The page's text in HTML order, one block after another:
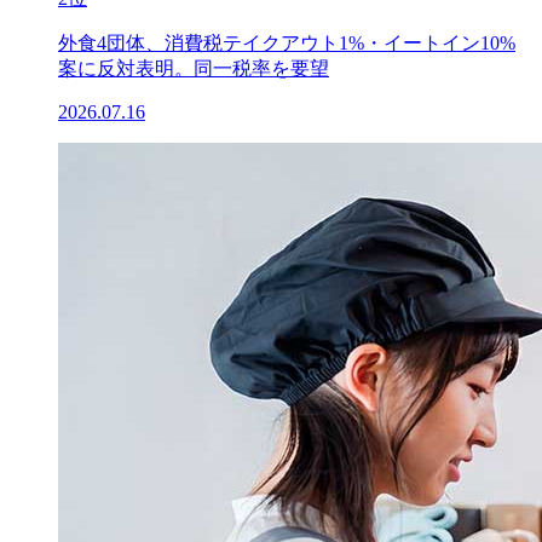
外食4団体、消費税テイクアウト1%・イートイン10%
案に反対表明。同一税率を要望
2026.07.16